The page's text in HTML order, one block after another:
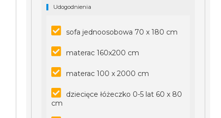
Udogodnienia
sofa jednoosobowa 70 x 180 cm
materac 160x200 cm
materac 100 x 2000 cm
dziecięce łóżeczko 0-5 lat 60 x 80
cm